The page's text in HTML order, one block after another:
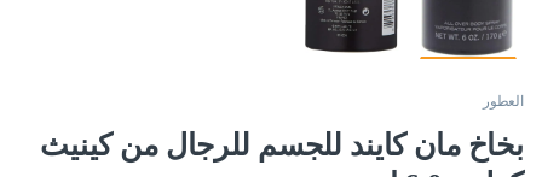
العطور
بخاخ مان كايند للجسم للرجال من كينيث